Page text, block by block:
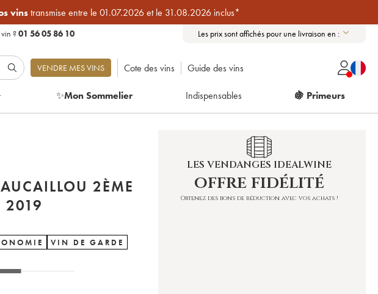
vinstransmise entre le 01.07.2026 et le 31.08.2026 inclus*
?01 56 05 86 10 Les prix sont affichés pour une livraison en :
VENDRE MES VINS Cote des vins Guide des vins
✨Mon Sommelier Indispensables 🍇 Primeurs
2ÈME
GRAND CRU CLASSÉ 2019
VIN DE GARDE
LES VENDANGES IDEALWINE
offre fidélité
Obtenez des bons de réduction avec vos achats !